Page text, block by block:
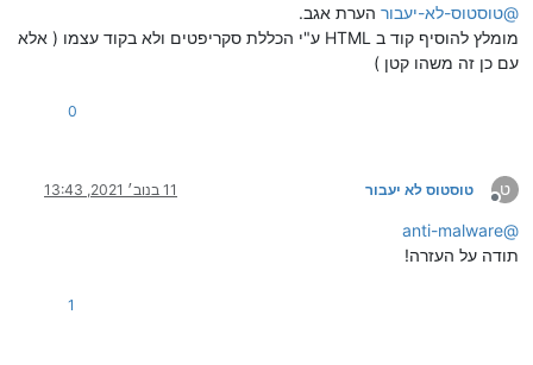
@טוסטוס-לא-יעבור הערת אגב.
מומלץ להוסיף קוד ב HTML ע"י הכללת סקריפטים ולא בקוד עצמו ( אלא
עם כן זה משהו קטן )
0
ט
מנותק
טוסטוס לא יעבור 11 בנוב׳ 2021, 13:43
@
anti-malware
תודה על העזרה!
1